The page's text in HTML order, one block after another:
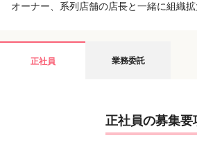
オーナー、系列店舗の店長と一緒に組織
正社員 業務委託
正社員の募集要